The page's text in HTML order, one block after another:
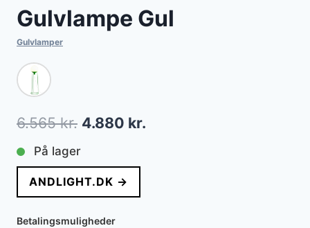
Gulvlampe Gul
Gulvlamper
6.565kr. Den
pris
var:
6.565 kr..
4.880 kr.
På lager
ANDLIGHT.DK →
Betalingsmuligheder